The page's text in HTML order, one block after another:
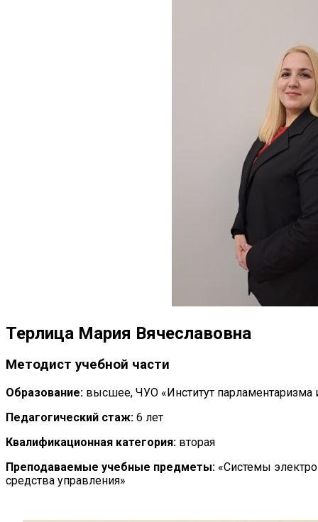
Терлица Мария Вячеславовна
Методист учебной части
Образование: высшее, ЧУО «Институт парламентаризма
Педагогический стаж: 6 лет
Квалификационная категория: вторая
Преподаваемые учебные предметы: «Системы
средства управления»